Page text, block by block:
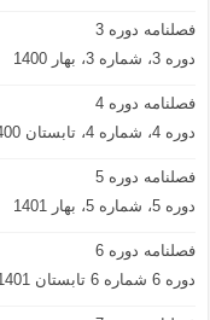
فصلنامه دوره 3
دوره 3، شماره 3، بهار 1400
فصلنامه دوره 4
دوره 4، شماره 4، تابستان 1400
فصلنامه دوره 5
دوره 5، شماره 5، بهار 1401
فصلنامه دوره 6
دوره 6 شماره 6 تابستان 1401